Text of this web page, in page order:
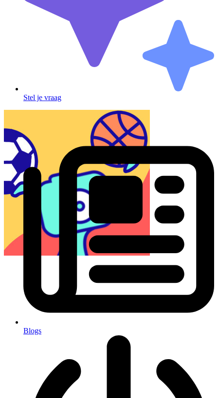
Stel je vraag
Blogs